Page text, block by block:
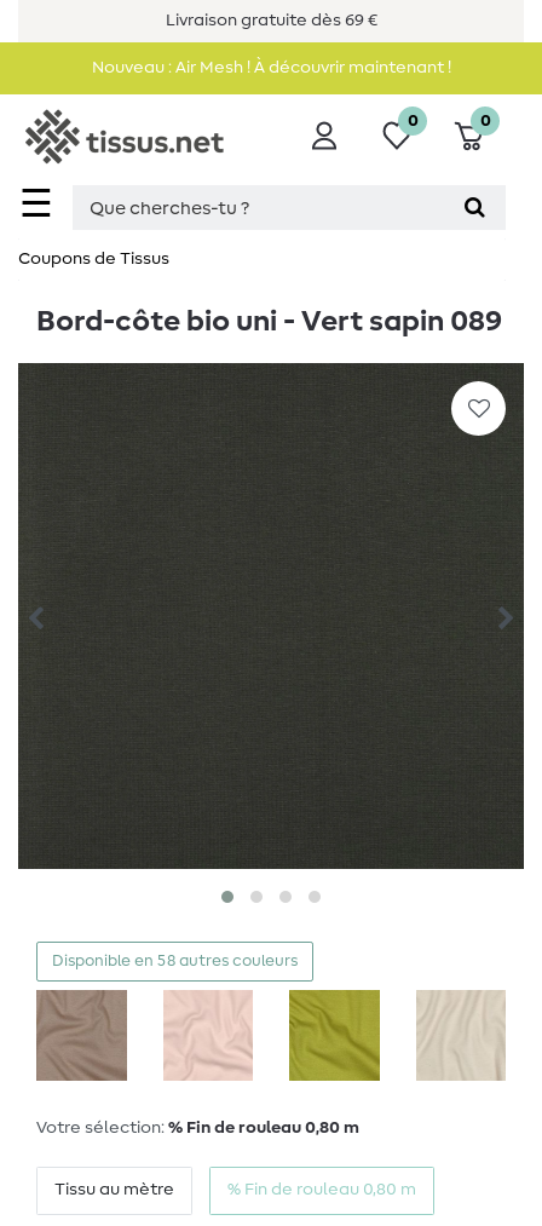
Livraison gratuite dès 69 €
Nouveau : Air Mesh ! À découvrir maintenant !
☰
0 0
Coupons de Tissus
Bord-côte bio uni - Vert sapin 089
Disponible en 58 autres couleurs
Votre sélection: % Fin de rouleau 0,80 m
Tissu au mètre % Fin de rouleau 0,80 m